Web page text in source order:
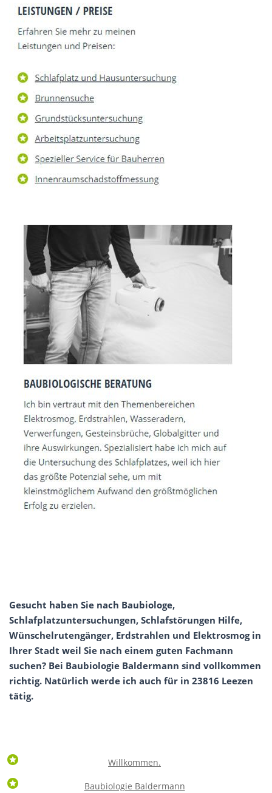
Gesucht haben Sie nach Baubiologe,
Schlafplatzuntersuchungen, Schlafstörungen Hilfe,
Wünschelrutengänger, Erdstrahlen und Elektrosmog in
Ihrer Stadt weil Sie nach einem guten Fachmann
suchen? Bei Baubiologie Baldermann sind vollkommen
richtig. Natürlich werde ich auch für in 23816 Leezen
tätig.
Willkommen.
Baubiologie Baldermann